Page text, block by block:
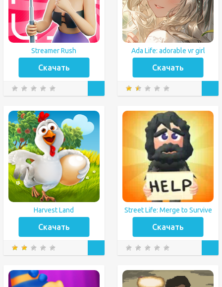
Streamer Rush
Скачать
Ada Life: adorable vr girl
Скачать
Harvest Land
Скачать
Street Life: Merge to Survive
Скачать